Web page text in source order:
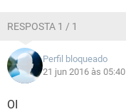
RESPOSTA 1 / 1
Perfil bloqueado
21 jun 2016 às 05:40
OI